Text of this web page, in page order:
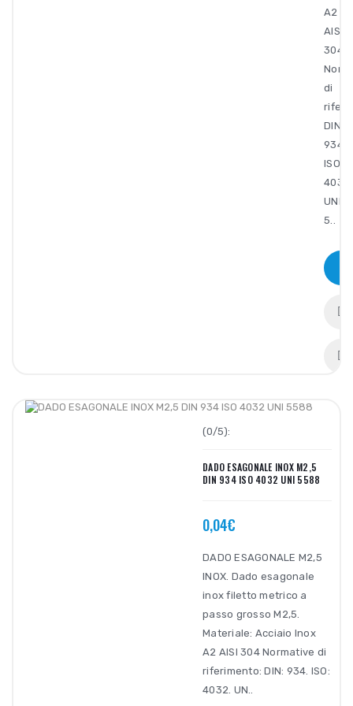
A2
AISI
304
di
DIN:
934.
ISO:
4032.
UNI:
5..
(0/5):
DADO ESAGONALE INOX M2,5
DIN 934 ISO 4032 UNI 5588
0,04€
DADO ESAGONALE M2,5
INOX. Dado esagonale
inox filetto metrico a
passo grosso M2,5.
Materiale: Acciaio Inox
A2 AISI 304 Normative di
riferimento: DIN: 934. ISO:
4032. UN..